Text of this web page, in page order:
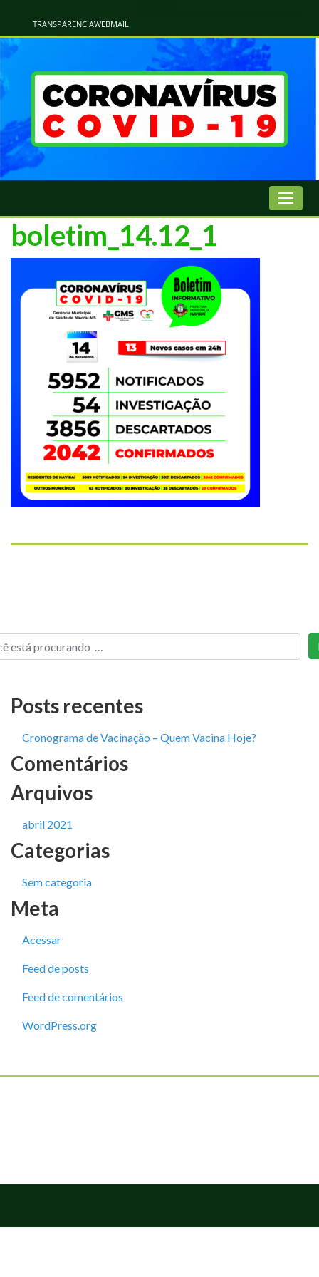
TRANSPARENCIAWEBMAIL
boletim_14.12_1
Posts recentes
Cronograma de Vacinação – Quem Vacina Hoje?
Comentários
Arquivos
abril 2021
Categorias
Sem categoria
Meta
Acessar
Feed de posts
Feed de comentários
WordPress.org